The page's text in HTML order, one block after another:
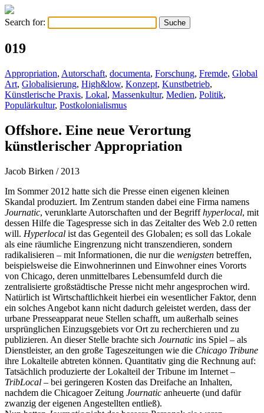
Search for:
019
Appropriation, Autorschaft, documenta, Forschung, Fremde, Global
Art, Globalisierung, High&low, Konzept, Kunstbetrieb,
Künstlerische Praxis, Lokal, Massenkultur, Medien, Politik,
Populärkultur, Postkolonialismus
Offshore. Eine neue Verortung
künstlerischer Appropriation
Jacob Birken / 2013
Im Sommer 2012 hatte sich die Presse einen eigenen kleinen
Skandal produziert. Im Zentrum standen dabei eine Firma namens
Journatic, verunklarte Autorschaften und der Begriffhyperlocal, mit
dessen Hilfe die Tagespresse sich in das Zeitalter des Web 2.0 retten
will. Hyperlocal ist das Gegenteil des Globalen; es soll das Lokale
als eine räumliche Eingrenzung nicht transzendieren, sondern
radikalisieren – mit Informationen, die nur die wenigsten betreffen,
beispielsweise die Einwohnerinnen und Einwohner eines Vororts
von Chicago, deren unmittelbares Lebensumfeld durch die
zentralisierte großstädtische Presse nicht mehr angesprochen wird.
Natürlich ist Wirtschaftlichkeit hierbei ein wesentlicher Faktor, denn
ein solches Angebot kann nicht dadurch geleistet werden, dass der
urbane Presseapparat neue Stellen schafft, um außerhalb seines
ursprünglichen Einzugsgebiets vor Ort zu recherchieren und zu
publizieren. An dieser Stelle brachte sich Journatic ins Spiel – als
Dienstleister, an den große Tageszeitungen wie die Chicago Tribune
ihre Lokalteile abtreten können. Quantitativ ging die Rechnung auf:
Tatsächlich produzierte der Lokalteil der Tribune im Internet –
TribLocal – bei geringeren Kosten das Dreifache an Inhalten,
nachdem die Chicagoer Zeitung Journatic anheuerte (und dafür
zwanzig der eigenen Angestellten entließ).